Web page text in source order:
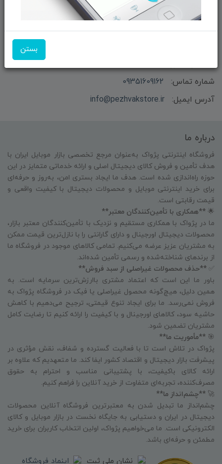
بستنبازرگانی و فروش محصولات MSI ماتریکس - جناب آقای
شماره تماس:
09351609162
آدرس ایمیل:
info@pezhvakstore.ir
درباره ما
فروشگاه اینترنتی پژواک به‌عنوان مرجع تخصصی بازار موبایل ایران با
هدف تأمین و فروش کالای دیجیتال اصلی و ارائه خدماتی متمایز در این
حوزه راه‌اندازی شده است. هدف ما ایجاد بستری امن، به‌روز و حرفه‌ای
برای خرید اینترنتی موبایل و محصولات دیجیتال با کیفیت واقعی و
قیمت رقابتی است.
🌟 **همکاری با تأمین‌کنندگان معتبر**
ما در پژواک با همکاری مستقیم و نزدیک با تأمین‌کنندگان معتبر بازار،
محصولات دیجیتال اورجینال و دارای گارانتی را با نازل‌ترین قیمت ممکن
به مشتریان عزیز عرضه می‌کنیم. تمامی کالاهای موجود در فروشگاه ما
از برندهای شناخته‌شده و رسمی تأمین شده‌اند.
✅ **حذف محصولات غیراصلی از سبد فروش**
باور ما این است که اعتماد مشتری باارزش‌ترین سرمایه است. به
همین دلیل، هیچ‌گونه محصول غیراصلی یا فیک در فروشگاه پژواک به
فروش نمی‌رسد. ما برای ایجاد تنوع قیمتی، ترجیح می‌دهیم با کاهش
حاشیه سود، کالاهای اورجینال و با کیفیت را ارائه کنیم تا رضایت کامل
مشتریان تضمین شود.
🎯 **مأموریت ما**
پژواک در تلاش است تا با فعالیت گسترده و شفاف، نقش مؤثری در
پیشرفت بازار دیجیتال و اقتصاد کشور ایفا کند. ما متعهدیم که علاوه بر
ارائه کالای باکیفیت، با پشتیبانی مناسب و احترام به حقوق
مصرف‌کننده، تجربه‌ای متفاوت از خرید آنلاین را فراهم کنیم.
🚀 **چشم‌انداز ما**
چشم‌انداز ما تبدیل شدن به معتبرترین فروشگاه آنلاین محصولات
دیجیتال در ایران و دستیابی به جایگاه نخست در بازار موبایل و کالای
الکترونیکی است. ما می‌خواهیم پژواک، اولین انتخاب کاربران برای خرید
مطمئن و حرفه‌ای باشد.